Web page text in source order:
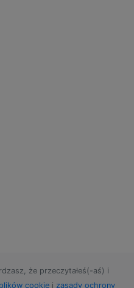
że przeczytałeś(-aś) i
cookie i zasady ochrony